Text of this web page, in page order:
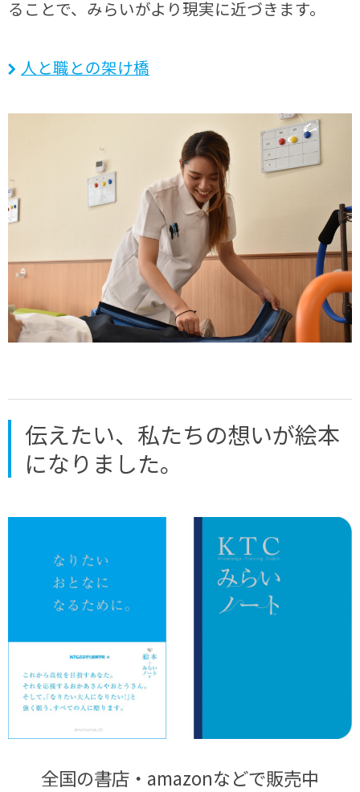
ることで、みらいがより現実に近づきます。
人と職との架け橋
伝えたい、私たちの想いが絵本
になりました。
全国の書店・amazonなどで販売中